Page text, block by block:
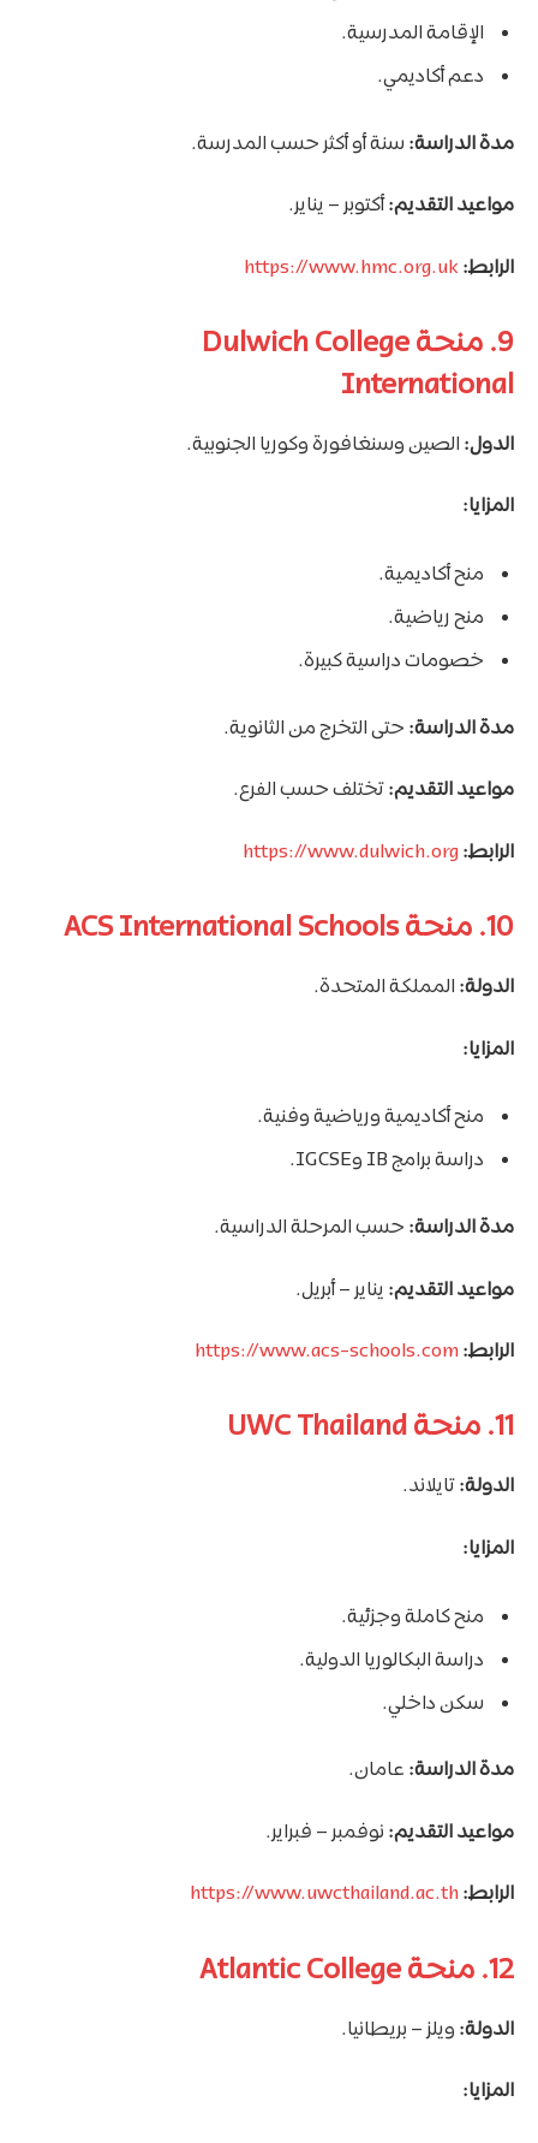
الإقامة المدرسية.
دعم أكاديمي.
مدة الدراسة: سنة أو أكثر حسب المدرسة.
مواعيد التقديم:أكتوبر – يناير.
الرابط:https://www.hmc.org.uk
9. منحة Dulwich College
International
الدول: الصين وسنغافورة وكوريا الجنوبية.
المزايا:
منح أكاديمية.
منح رياضية.
خصومات دراسية كبيرة.
مدة الدراسة: حتى التخرج من الثانوية.
مواعيد التقديم:تختلف حسب الفرع.
الرابط:https://www.dulwich.org
10. منحة ACS International Schools
الدولة: المملكة المتحدة.
المزايا:
منح أكاديمية ورياضية وفنية.
دراسة برامج IB وIGCSE.
مدة الدراسة: حسب المرحلة الدراسية.
مواعيد التقديم: يناير – أبريل.
الرابط:https://www.acs-schools.com
11. منحة UWC Thailand
الدولة:تايلاند.
المزايا:
منح كاملة وجزئية.
دراسة البكالوريا الدولية.
سكن داخلي.
مدة الدراسة: عامان.
مواعيد التقديم: نوفمبر – فبراير.
الرابط:https://www.uwcthailand.ac.th
12. منحة Atlantic College
الدولة: ويلز – بريطانيا.
المزايا: